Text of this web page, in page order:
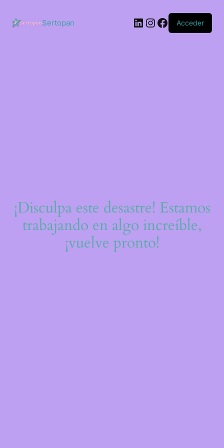
contenido
Sertopan LinkedIn
Instagram
Facebook
Acceder
¡Disculpa este desastre! Estamos
trabajando en algo increíble,
¡vuelve pronto!